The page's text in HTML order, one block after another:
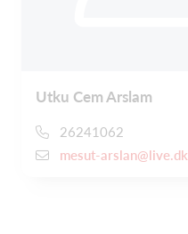
Utku Cem Arslam
26241062
mesut-arslan@live.dk